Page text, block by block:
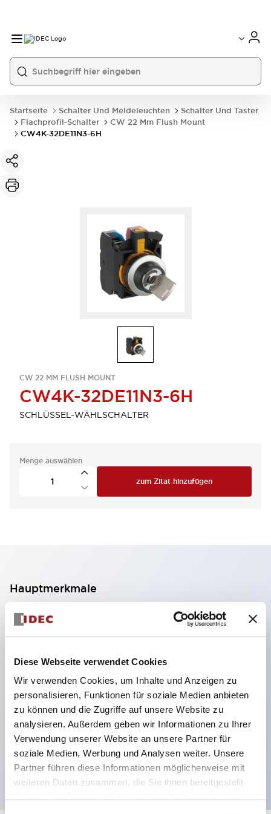
Diese Webseite verwendet Cookies
Wir verwenden Cookies, um Inhalte und Anzeigen zu
personalisieren, Funktionen für soziale Medien anbieten
zu können und die Zugriffe auf unsere Website zu
analysieren. Außerdem geben wir Informationen zu Ihrer
Verwendung unserer Website an unsere Partner für
soziale Medien, Werbung und Analysen weiter. Unsere
Partner führen diese Informationen möglicherweise mit
weiteren Daten zusammen, die Sie ihnen bereitgestellt
Startseite Schalter Und Meldeleuchten
Schalter Und Taster
Flachprofil-Schalter
CW 22 Mm Flush Mount
CW4K-32DE11N3-6H
CW 22 MM FLUSH MOUNT
CW4K-32DE11N3-6H
SCHLÜSSEL-WÄHLSCHALTER
Menge auswählen
zum Zitat hinzufügen
Hauptmerkmale
2-Kontakt-Block mit 2 Stufen, ermöglicht eine 4-
Kontakt-Konfiguration (Gewährleistung der
Isolierung zwischen den 2 Kontakten).
59,9 mm (※ 22-stufiger Kontaktblock).
Platzsparendes Design möglich.
Sicherheitsstruktur der 3. Generation: 2-Aktions-
Freisetzung, integrierter Schutz, IP20-
Fingerschutzstruktur